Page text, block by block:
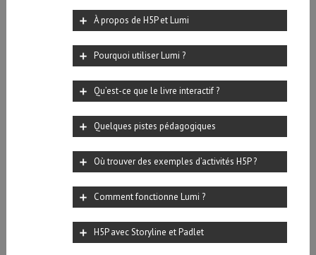
À propos de H5P et Lumi
Pourquoi utiliser Lumi ?
Qu’est-ce que le livre interactif ?
Quelques pistes pédagogiques
Où trouver des exemples d’activités H5P ?
Comment fonctionne Lumi ?
H5P avec Storyline et Padlet